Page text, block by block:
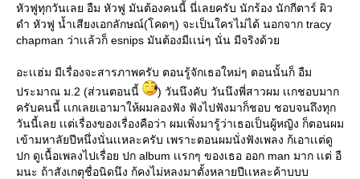
หัวฟูทุกวันเลย อืม หัวฟู มันต้องคนนี้ นี่เลยครับ นักร้อง นักกีตาร์ ผิว
ดำ หัวฟู น้ำเสียงเอกลักษณ์(โคดๆ) จะเป็นใครไม่ได้ นอกจาก tracy
chapman ว่าเเล้วก็ esnips มันต้องมีเเน่ๆ นั่น มีจริงด้ว
อะเเฮ่ม มีเรื่องจะสารภาพครับ ตอนรู้จักเธอใหม่ๆ ตอนนั้นก็ อืม
ประมาณ ม.2 (ส่วนตอนนี้
) วันนึงคับ วันนึงพี่สาวผม เเกชอบมาก
ครับคนนี้ เเกเลยเอามาให้ผมลองฟัง ฟังไปฟังมาก็ชอบ ชอบจนถึงทุก
วันนี้เลย เเต่เรื่องของเรื่องคือว่า ผมเพิ่งมารู้ว่าเธอเป็นผู้หญิง ก็ตอนผม
เข้ามหาลัยปีหนึ่งนั่นเเหละครับ เพราะตอนผมนั่งฟังเพลง ก้เอาเเต่ดู
ปก ดูเนื้อเพลงไปเรื่อย ปก album เเรกๆ ของเธอ ออก man มาก เเต่ อื
มนะ ถ้าสังเกตุชื่อนิดนึง ก้คงไม่หลงมาตั้งหลายปีเเหละค้าบบบ